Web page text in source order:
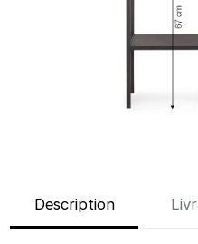
Description